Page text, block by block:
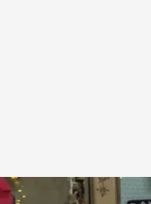
Teresa Gómez con una de